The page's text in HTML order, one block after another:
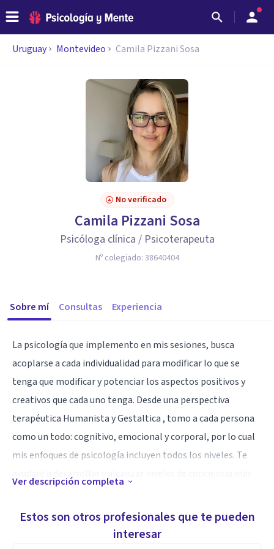
Uruguay Montevideo Camila Pizzani Sosa
No verificado
Camila Pizzani Sosa
Psicóloga clínica / Psicoterapeuta
Nº colegiado: 38640404
Sobre mí Consultas Experiencia
La psicología que implemento en mis sesiones, busca
acoplarse a cada individualidad para modificar lo que se
tenga que modificar y potenciar los aspectos positivos y
creativos que cada uno tenga. Desde una perspectiva
terapéutica Humanista y Gestaltica , tomo a cada persona
como un todo: cognitivo, emocional y corporal, por lo cual
mis enfoques de psicología incluyen todos los niveles. Te
interior como en la relación con los demás. Para mí cada ser
humano es único, responsable de su propia existencia y
Ver descripción completa
Estos son otros profesionales que te pueden
interesar